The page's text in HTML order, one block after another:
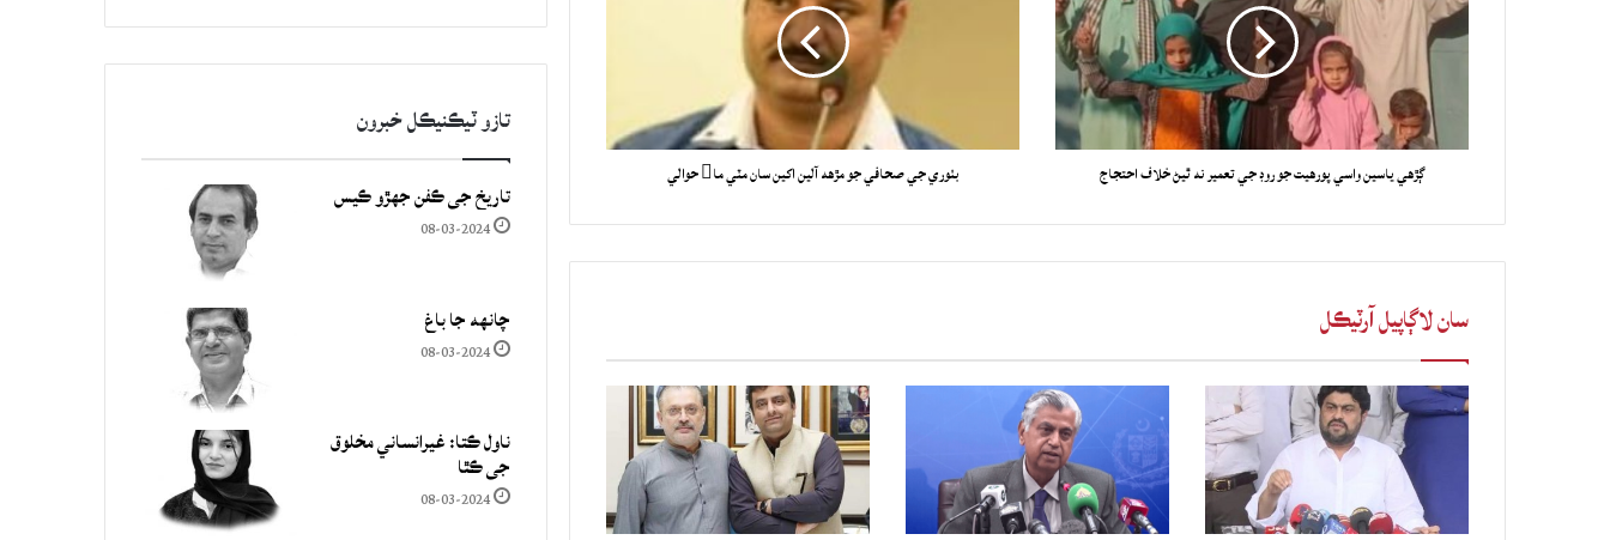
ڳڙهي ياسين واسي پورهيت جو روڊ جي تعمير نه ٿيڻ خلاف احتجاج بٺوري جي صحافي جو مڙهه آلين اکين سان مٽي ما حوالي
سان لاڳاپيل آرٽيڪل
تازو ٽيڪنيڪل خبرون
تاريخ جي ڪفن جھڙو ڪيس
08-03-2024
چانهه جا باغ
08-03-2024
ناول ڪتا: غيرانساني مخلوق
جي ڪٿا
08-03-2024